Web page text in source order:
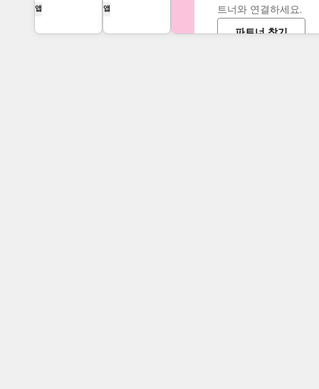
츠.
앱
QuickBooks,
NetSuite 또는
앱
트너와 연결하세요.
파트너 찾기